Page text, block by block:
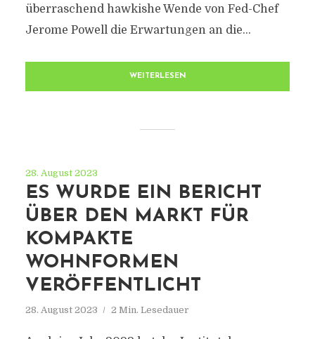
überraschend hawkishe Wende von Fed-Chef
Jerome Powell die Erwartungen an die...
WEITERLESEN
28. August 2023
ES WURDE EIN BERICHT
ÜBER DEN MARKT FÜR
KOMPAKTE
WOHNFORMEN
VERÖFFENTLICHT
28. August 2023 2 Min. Lesedauer